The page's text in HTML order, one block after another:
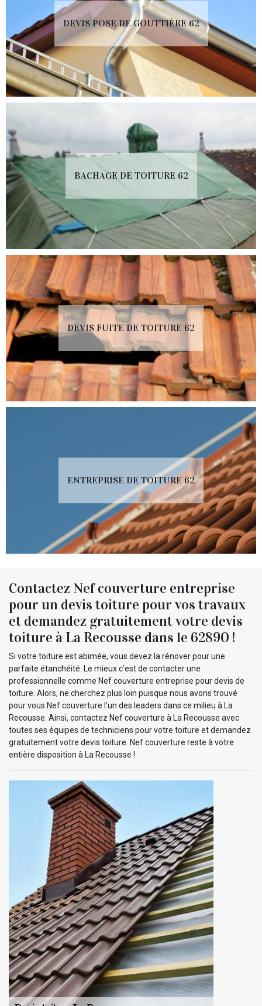
DEVIS POSE DE GOUTTIÈRE 62
BACHAGE DE TOITURE 62
DEVIS FUITE DE TOITURE 62
ENTREPRISE DE TOITURE 62
Contactez Nef couverture entreprise
pour un devis toiture pour vos travaux
et demandez gratuitement votre devis
toiture à La Recousse dans le 62890 !
Si votre toiture est abimée, vous devez la rénover pour une
parfaite étanchéité. Le mieux c’est de contacter une
professionnelle comme Nef couverture entreprise pour devis de
toiture. Alors, ne cherchez plus loin puisque nous avons trouvé
pour vous Nef couverture l’un des leaders dans ce milieu à La
Recousse. Ainsi, contactez Nef couverture à La Recousse avec
toutes ses équipes de techniciens pour votre toiture et demandez
gratuitement votre devis toiture. Nef couverture reste à votre
entière disposition à La Recousse !